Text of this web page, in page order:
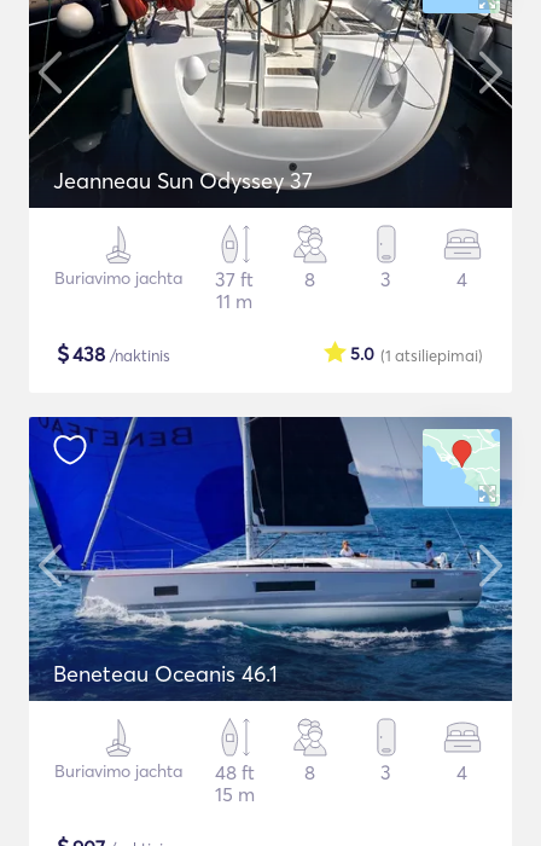
Jeanneau Sun Odyssey 37
Buriavimo jachta
37 ft
11 m
8 3 4
$438 /naktinis (1 atsiliepimai)
5.0
Beneteau Oceanis 46.1
Buriavimo jachta
48 ft
15 m
8 3 4